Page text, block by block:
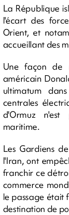
La République
l'écart des
Orient, et
accueillant des
Une façon de
américain
ultimatum
centrales
d'Ormuz
maritime.
Les Gardiens
l'Iran, ont
franchir ce
commerce
le passage était
destination de